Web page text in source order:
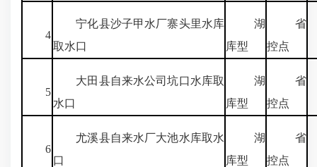
4
宁化县沙子甲水厂寨头里水库
取水口
湖
库型
省
控点
5
大田县自来水公司坑口水库取
水口
湖
库型
省
控点
6
尤溪县自来水厂大池水库取水
口
湖
库型
省
控点